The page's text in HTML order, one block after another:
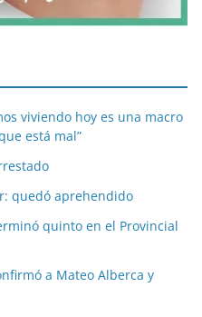
viviendo hoy es una macro
está mal”
quedó aprehendido
quinto en el Provincial
a Mateo Alberca y